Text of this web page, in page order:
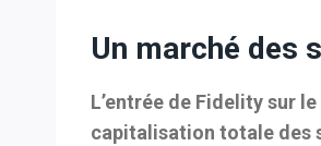
Un marché des
L’entrée de Fidelity sur
capitalisation totale des